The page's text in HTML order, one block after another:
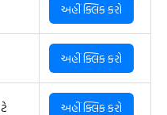
અહીં ક્લિક કરો
અહીં ક્લિક કરો
અહીં ક્લિક કરો